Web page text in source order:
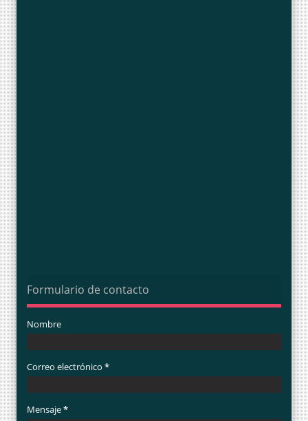
Formulario de contacto
Nombre
Correo electrónico *
Mensaje*